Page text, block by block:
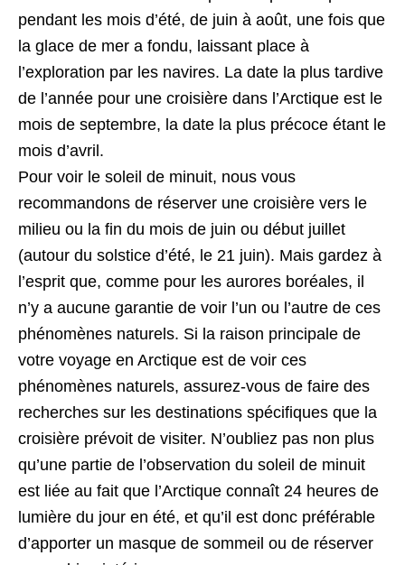
pendant les mois d’été, de juin à août, une fois que
la glace de mer a fondu, laissant place à
l’exploration par les navires. La date la plus tardive
de l’année pour une croisière dans l’Arctique est le
mois de septembre, la date la plus précoce étant le
mois d’avril.
Pour voir le soleil de minuit, nous vous
recommandons de réserver une croisière vers le
milieu ou la fin du mois de juin ou début juillet
(autour du solstice d’été, le 21 juin). Mais gardez à
l’esprit que, comme pour les aurores boréales, il
n’y a aucune garantie de voir l’un ou l’autre de ces
phénomènes naturels. Si la raison principale de
votre voyage en Arctique est de voir ces
phénomènes naturels, assurez-vous de faire des
recherches sur les destinations spécifiques que la
croisière prévoit de visiter. N’oubliez pas non plus
qu’une partie de l’observation du soleil de minuit
est liée au fait que l’Arctique connaît 24 heures de
lumière du jour en été, et qu’il est donc préférable
d’apporter un masque de sommeil ou de réserver